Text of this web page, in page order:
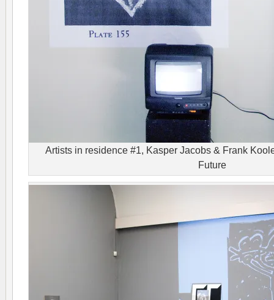
Artists in residence #1, Kasper Jacobs & Frank
Future